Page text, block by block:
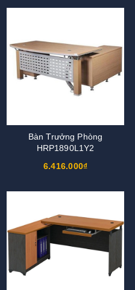
Bàn Trưởng Phòng
HRP1890L1Y2
6.416.000₫